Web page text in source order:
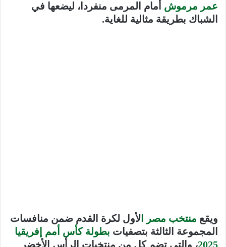
عمر مرموش أمام المرمى منفردا، ليضعها في
الشباك بطريقة مثالية للغاية.
ويقع منتخب مصر ا لأول لكرة القدم ضمن منافسات
المجموعة الثالثة بتصفيات بطولة كأس أمم إفريقيا
2025، والتي تضم كل من منتخبات الرأس الأخضر